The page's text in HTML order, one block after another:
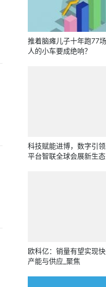
推着脑瘫儿子十年跑77
人的小车要成绝响？
科技赋能进博，数字引
平台智联全球会展新生态
欧科亿：销量有望实现
产能与供应_聚焦